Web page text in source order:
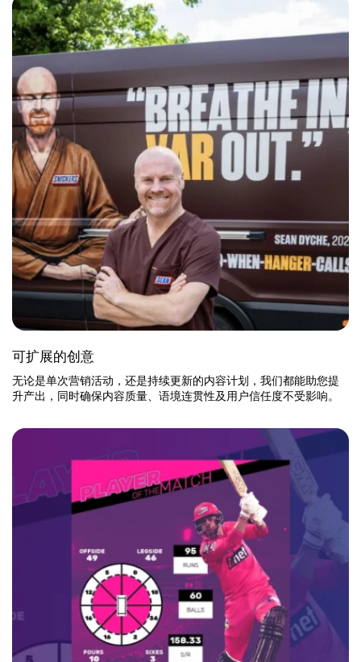
可扩展的创意
无论是单次营销活动，还是持续更新的内容计划，我们都能助您提
升产出，同时确保内容质量、语境连贯性及用户信任度不受影响。